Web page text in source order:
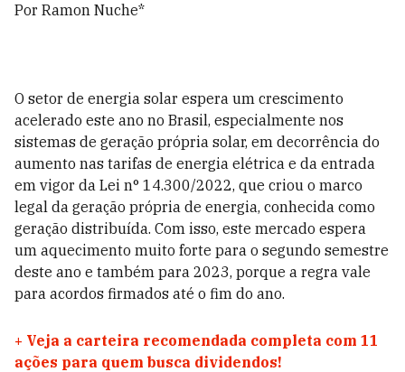
Por Ramon Nuche*
O setor de energia solar espera um crescimento
acelerado este ano no Brasil, especialmente nos
sistemas de geração própria solar, em decorrência do
aumento nas tarifas de energia elétrica e da entrada
em vigor da Lei n° 14.300/2022, que criou o marco
legal da geração própria de energia, conhecida como
geração distribuída. Com isso, este mercado espera
um aquecimento muito forte para o segundo semestre
deste ano e também para 2023, porque a regra vale
para acordos firmados até o fim do ano.
+ Veja a carteira recomendada completa com 11
ações para quem busca dividendos!